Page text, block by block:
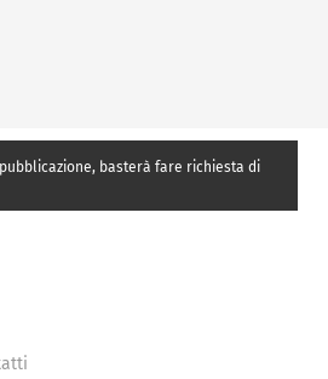
basterà fare richiesta di